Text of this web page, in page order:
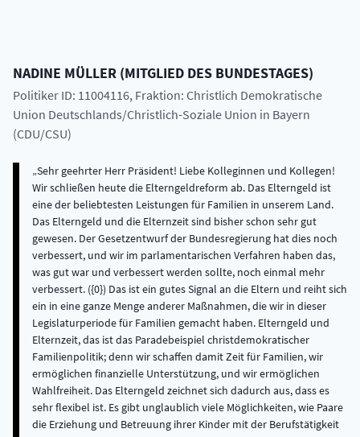
NADINE MÜLLER (MITGLIED DES BUNDESTAGES)
Politiker ID: 11004116, Fraktion: Christlich Demokratische
Union Deutschlands/Christlich-Soziale Union in Bayern
(CDU/CSU)
Sehr geehrter Herr Präsident! Liebe Kolleginnen und Kollegen!
Wir schließen heute die Elterngeldreform ab. Das Elterngeld ist
eine der beliebtesten Leistungen für Familien in unserem Land.
Das Elterngeld und die Elternzeit sind bisher schon sehr gut
gewesen. Der Gesetzentwurf der Bundesregierung hat dies noch
verbessert, und wir im parlamentarischen Verfahren haben das,
was gut war und verbessert werden sollte, noch einmal mehr
verbessert. ({0}) Das ist ein gutes Signal an die Eltern und reiht sich
ein in eine ganze Menge anderer Maßnahmen, die wir in dieser
Legislaturperiode für Familien gemacht haben. Elterngeld und
Elternzeit, das ist das Paradebeispiel christdemokratischer
Familienpolitik; denn wir schaffen damit Zeit für Familien, wir
ermöglichen finanzielle Unterstützung, und wir ermöglichen
Wahlfreiheit. Das Elterngeld zeichnet sich dadurch aus, dass es
sehr flexibel ist. Es gibt unglaublich viele Möglichkeiten, wie Paare
die Erziehung und Betreuung ihrer Kinder mit der Berufstätigkeit